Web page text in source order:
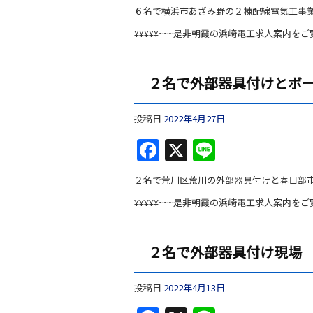
６名で横浜市あざみ野の２棟配線電気工事
¥¥¥¥¥~~~是非朝霞の浜崎電工求人案内を
２名で外部器具付けとボ
投稿日 2022年4月27日
F
a
c
b
o
o
X
n
e
２名で荒川区荒川の外部器具付けと春日
¥¥¥¥¥~~~是非朝霞の浜崎電工求人案内を
２名で外部器具付け現場
投稿日 2022年4月13日